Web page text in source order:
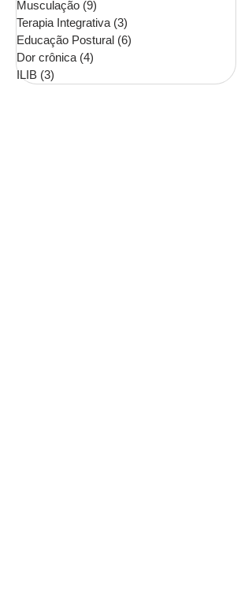
Musculação (9)
Terapia Integrativa (3)
Educação Postural (6)
Dor crônica (4)
ILIB (3)